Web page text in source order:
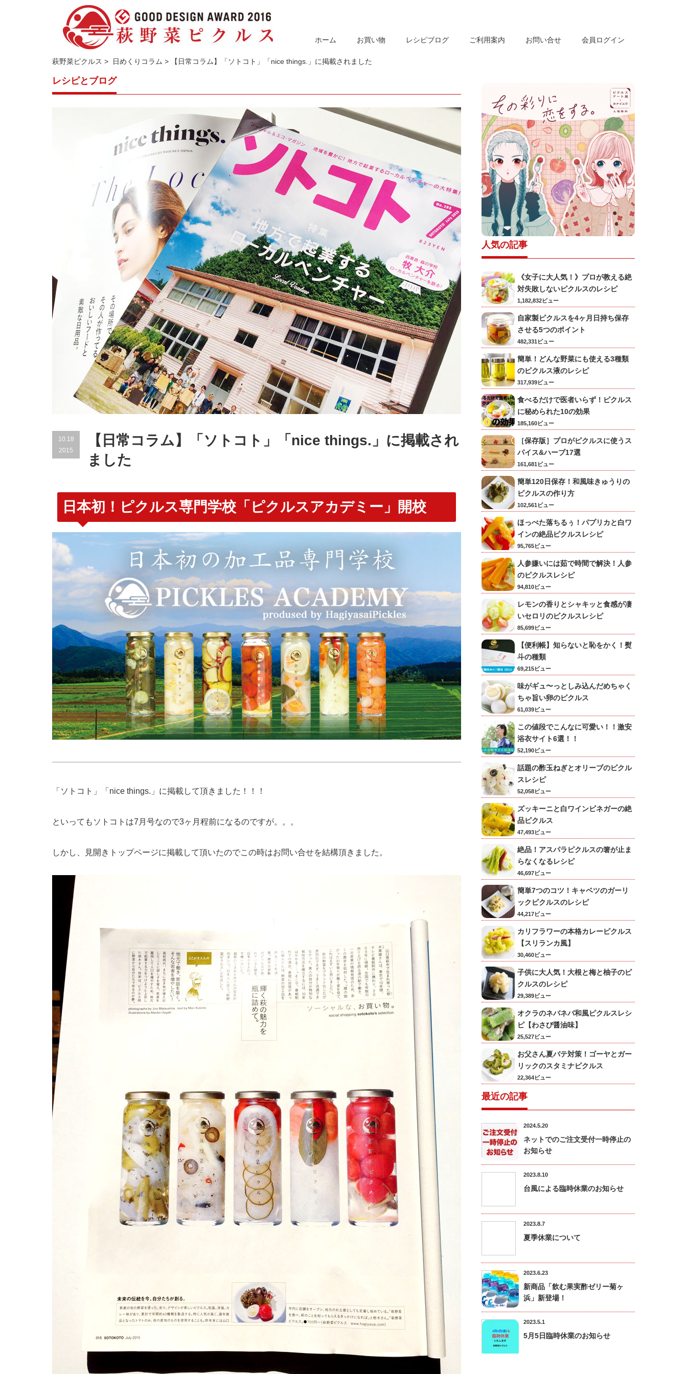
ホーム お買い物 レシピブログ ご利用案内 お問い合せ 会員ログイン
萩野菜ピクルス > 日めくりコラム > 【日常コラム】「ソトコト」「nice things.」に掲載されました
レシピとブログ
10.18
2015
【日常コラム】「ソトコト」「nice things.」に掲載され
ました
日本初！ピクルス専門学校「ピクルスアカデミー」開校
「ソトコト」「nice things.」に掲載して頂きました！！！
といってもソトコトは7月号なので3ヶ月程前になるのですが。。。
しかし、見開きトップページに掲載して頂いたのでこの時はお問い合せを結構頂きました。
人気の記事
《女子に大人気！》プロが教える絶
対失敗しないピクルスのレシピ
1,182,832ビュー
自家製ピクルスを4ヶ月日持ち保存
させる5つのポイント
482,331ビュー
簡単！どんな野菜にも使える3種類
のピクルス液のレシピ
317,939ビュー
食べるだけで医者いらず！ピクルス
に秘められた10の効果
185,160ビュー
［保存版］プロがピクルスに使うス
パイス&ハーブ17選
161,681ビュー
簡単120日保存！和風味きゅうりの
ピクルスの作り方
102,561ビュー
ほっぺた落ちるぅ！パプリカと白ワ
インの絶品ピクルスレシピ
95,765ビュー
人参嫌いには茹で時間で解決！人参
のピクルスレシピ
94,810ビュー
レモンの香りとシャキッと食感が凄
いセロリのピクルスレシピ
85,699ビュー
【便利帳】知らないと恥をかく！熨
斗の種類
69,215ビュー
味がギュ〜っとしみ込んだめちゃく
ちゃ旨い卵のピクルス
61,039ビュー
この値段でこんなに可愛い！！激安
浴衣サイト6選！！
52,190ビュー
話題の酢玉ねぎとオリーブのピクル
スレシピ
52,058ビュー
ズッキーニと白ワインビネガーの絶
品ピクルス
47,493ビュー
絶品！アスパラピクルスの箸が止ま
らなくなるレシピ
46,697ビュー
簡単7つのコツ！キャベツのガーリ
ックピクルスのレシピ
44,217ビュー
カリフラワーの本格カレーピクルス
【スリランカ風】
30,460ビュー
子供に大人気！大根と梅と柚子のピ
クルスのレシピ
29,389ビュー
オクラのネバネバ和風ピクルスレシ
ピ【わさび醤油味】
25,527ビュー
お父さん夏バテ対策！ゴーヤとガー
リックのスタミナピクルス
22,364ビュー
最近の記事
2024.5.20
ネットでのご注文受付一時停止の
お知らせ
2023.8.10
台風による臨時休業のお知らせ
2023.8.7
夏季休業について
2023.6.23
新商品「飲む果実酢ゼリー菊ヶ
浜」新登場！
2023.5.1
5月5日臨時休業のお知らせ